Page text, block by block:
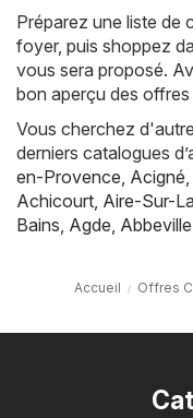
Préparez une liste de
foyer, puis shoppez
vous sera proposé.
bon aperçu des offres
Vous cherchez
derniers catalogues
en-Provence, Acigné,
Achicourt, Aire-Sur-
Bains, Agde, Abbeville
Accueil Offres